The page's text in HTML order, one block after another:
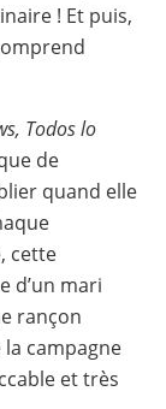
! Et puis,
Todos lo
de
quand elle
cette
d’un mari
rançon
campagne
et très